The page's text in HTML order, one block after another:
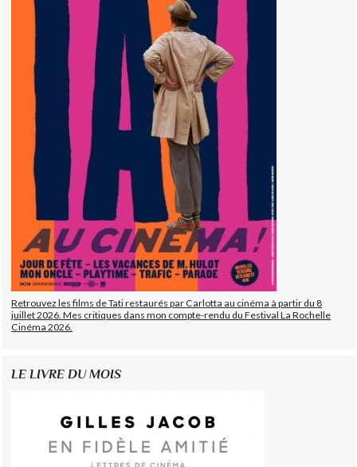
Retrouvez les films de Tati restaurés par Carlotta au cinéma à partir du 8
juillet 2026. Mes critiques dans mon compte-rendu du Festival La Rochelle
Cinéma 2026.
LE LIVRE DU MOIS